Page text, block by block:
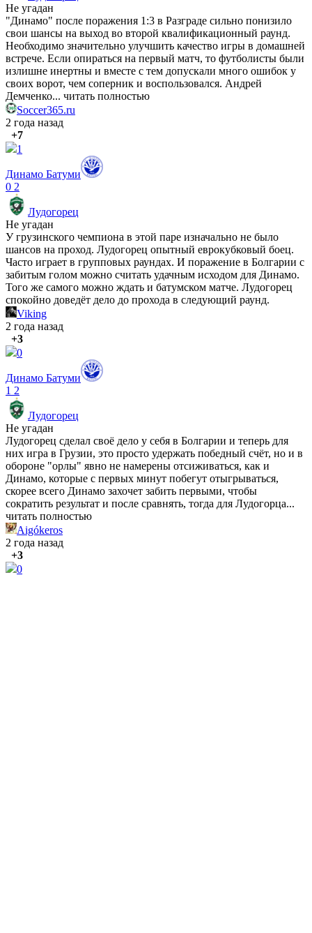
Не угадан
"Динамо" после поражения 1:3 в Разграде сильно понизило
свои шансы на выход во второй квалификационный раунд.
Необходимо значительно улучшить качество игры в домашней
встрече. Если опираться на первый матч, то футболисты были
излишне инертны и вместе с тем допускали много ошибок у
своих ворот, чем соперник и воспользовался. Андрей
Демченко... читать полностью
Soccer365.ru
2 года назад
+7
1
Динамо Батуми
0 2
Лудогорец
Не угадан
У грузинского чемпиона в этой паре изначально не было
шансов на проход. Лудогорец опытный еврокубковый боец.
Часто играет в групповых раундах. И поражение в Болгарии с
забитым голом можно считать удачным исходом для Динамо.
Того же самого можно ждать и батумском матче. Лудогорец
спокойно доведёт дело до прохода в следующий раунд.
Viking
2 года назад
+3
0
Динамо Батуми
1 2
Лудогорец
Не угадан
Лудогорец сделал своё дело у себя в Болгарии и теперь для
них игра в Грузии, это просто удержать победный счёт, но и в
обороне "орлы" явно не намерены отсиживаться, как и
Динамо, которые с первых минут побегут отыгрываться,
скорее всего Динамо захочет забить первыми, чтобы
сократить результат и после сравнять, тогда для Лудогорца...
читать полностью
Aigókeros
2 года назад
+3
0